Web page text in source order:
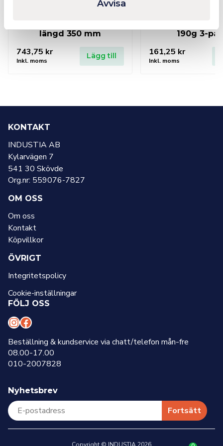
Avvisa
längd 350 mm
743,75 kr
Inkl. moms
Lägg till
190g 3-
161,25 kr
Inkl. moms
KONTAKT
INDUSTIA AB
Kylarvägen 7
541 30 Skövde
Org.nr: 559076-7827
OM OSS
Om oss
Kontakt
Köpvillkor
ÖVRIGT
Integritetspolicy
Cookie-inställningar
FÖLJ OSS
I
n
s
t
a
g
r
a
F
a
c
e
b
o
o
k
Beställning & kundservice via chatt/telefon mån-fre
08.00-17.00
010-2007828
Nyhetsbrev
Fortsätt